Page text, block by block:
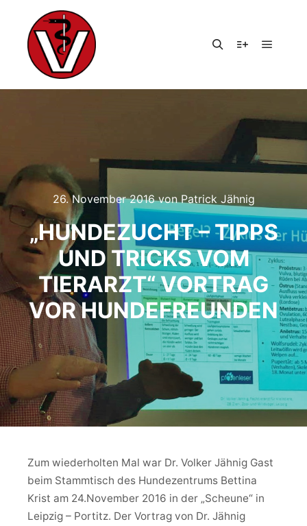
26. November 2016vonPatrick Jähnig
„HUNDEZUCHT – TIPPS
UND TRICKS VOM
TIERARZT“ VORTRAG
VOR HUNDEFREUNDEN
Zum wiederholten Mal war Dr. Volker Jähnig Gast
beim Stammtisch des Hundezentrums Bettina
Krist am 24.November 2016 in der „Scheune“ in
Leipzig – Portitz. Der Vortrag von Dr. Jähnig